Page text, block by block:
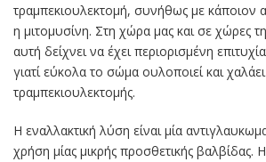
τραμπεκιουλεκτομή, συνήθως με κάποιον
η μιτομυσίνη. Στη χώρα μας και σε χώρες
αυτή δείχνει να έχει περιορισμένη
γιατί εύκολα το σώμα ουλοποιεί και
τραμπεκιουλεκτομής.
Η εναλλακτική λύση είναι μία
χρήση μίας μικρής προσθετικής βαλβίδας.